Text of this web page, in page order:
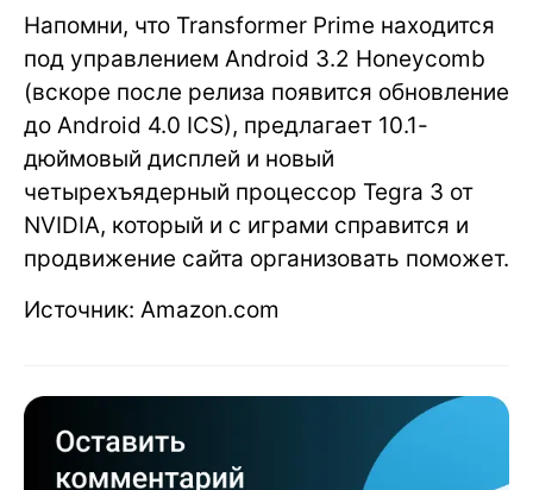
Напомни, что Transformer Prime находится
под управлением Android 3.2 Honeycomb
(вскоре после релиза появится обновление
до Android 4.0 ICS), предлагает 10.1-
дюймовый дисплей и новый
четырехъядерный процессор Tegra 3 от
NVIDIA, который и с играми справится и
продвижение сайта организовать поможет.
Источник: Amazon.com